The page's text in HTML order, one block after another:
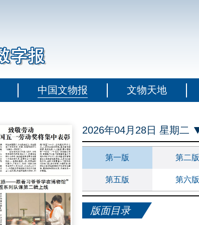
中国文物报 文物天地
2026年04月28日 星期二
第一版 第二版
第五版 第六版
版面目录